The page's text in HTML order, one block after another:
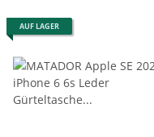
AUF LAGER